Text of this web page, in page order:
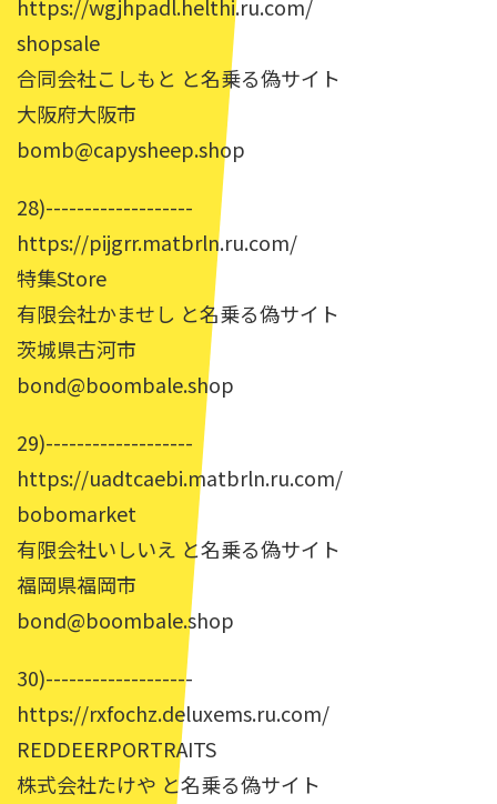
https://wgjhpadl.helthi.ru.com/
shopsale
合同会社こしもと と名乗る偽サイト
大阪府大阪市
bomb@capysheep.shop
28)-------------------
https://pijgrr.matbrln.ru.com/
特集Store
有限会社かませし と名乗る偽サイト
茨城県古河市
bond@boombale.shop
29)-------------------
https://uadtcaebi.matbrln.ru.com/
bobomarket
有限会社いしいえ と名乗る偽サイト
福岡県福岡市
bond@boombale.shop
30)-------------------
https://rxfochz.deluxems.ru.com/
REDDEERPORTRAITS
株式会社たけや と名乗る偽サイト